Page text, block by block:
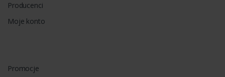
Producenci
Moje konto
Promocje